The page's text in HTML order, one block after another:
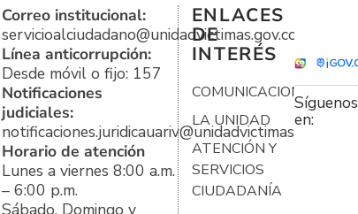
Correo institucional:
servicioalciudadano@unidadvictimas.gov.co
Línea anticorrupción:
Desde móvil o fijo: 157
Notificaciones
judiciales:
notificaciones.juridicauariv@unidadvictimas.gov.co
Horario de atención
Lunes a viernes 8:00 a.m.
– 6:00 p.m.
Sábado, Domingo y
ENLACES
DE
INTERÉS
COMUNICACIONES
LA UNIDAD
ATENCIÓN Y
SERVICIOS
CIUDADANÍA
Síguenos
en: